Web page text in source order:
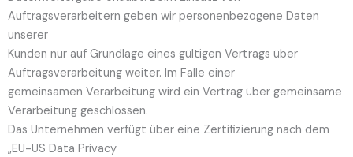
Auftragsverarbeitern geben wir personenbezogene Daten
unserer
Kunden nur auf Grundlage eines gültigen Vertrags über
Auftragsverarbeitung weiter. Im Falle einer
gemeinsamen Verarbeitung wird ein Vertrag über gemeinsame
Verarbeitung geschlossen.
Das Unternehmen verfügt über eine Zertifizierung nach dem
„EU-US Data Privacy